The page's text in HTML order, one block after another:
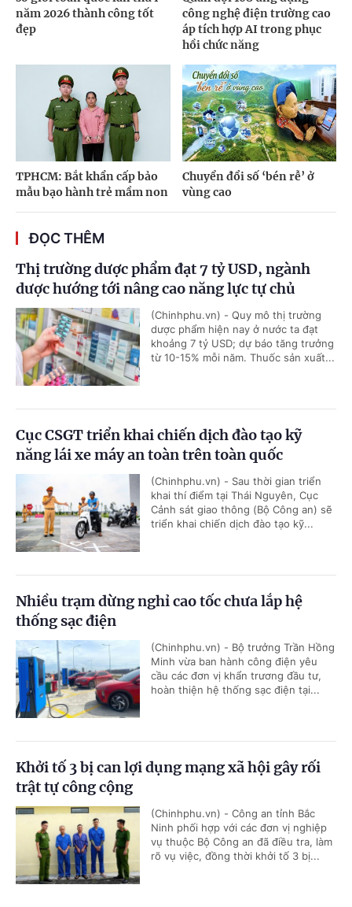
năm 2026 thành công tốt
đẹp
công nghệ điện trường cao
áp tích hợp AI trong phục
hồi chức năng
TPHCM: Bắt khẩn cấp bảo
mẫu bạo hành trẻ mầm non
Chuyển đổi số ‘bén rễ’ ở
vùng cao
ĐỌC THÊM
Thị trường dược phẩm đạt 7 tỷ USD, ngành
dược hướng tới nâng cao năng lực tự chủ
(Chinhphu.vn) - Quy mô thị trường
dược phẩm hiện nay ở nước ta đạt
khoảng 7 tỷ USD; dự báo tăng trưởng
từ 10-15% mỗi năm. Thuốc sản xuất...
Cục CSGT triển khai chiến dịch đào tạo kỹ
năng lái xe máy an toàn trên toàn quốc
(Chinhphu.vn) - Sau thời gian triển
khai thí điểm tại Thái Nguyên, Cục
Cảnh sát giao thông (Bộ Công an) sẽ
triển khai chiến dịch đào tạo kỹ...
Nhiều trạm dừng nghỉ cao tốc chưa lắp hệ
thống sạc điện
(Chinhphu.vn) - Bộ trưởng Trần Hồng
Minh vừa ban hành công điện yêu
cầu các đơn vị khẩn trương đầu tư,
hoàn thiện hệ thống sạc điện tại...
Khởi tố 3 bị can lợi dụng mạng xã hội gây rối
trật tự công cộng
(Chinhphu.vn) - Công an tỉnh Bắc
Ninh phối hợp với các đơn vị nghiệp
vụ thuộc Bộ Công an đã điều tra, làm
rõ vụ việc, đồng thời khởi tố 3 bị...